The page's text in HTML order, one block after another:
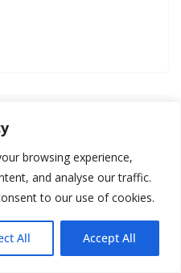
browsing experience,
and analyse our traffic.
to our use of cookies.
All Accept All